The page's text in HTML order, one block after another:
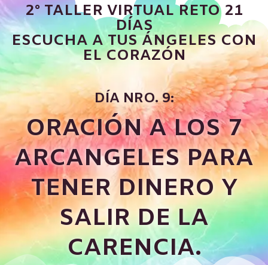
2° TALLER VIRTUAL RETO 21
DÍAS
ESCUCHA A TUS ÁNGELES CON
EL CORAZÓN
DÍA NRO. 9:
ORACIÓN A LOS 7
ARCANGELES PARA
TENER DINERO Y
SALIR DE LA
CARENCIA.